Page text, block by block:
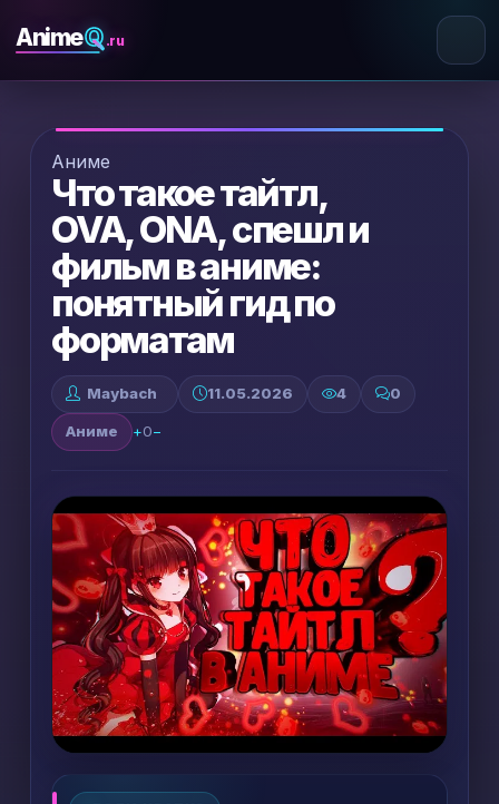
AnimeQ .ru
Аниме
Что такое тайтл,
OVA, ONA, спешл и
фильм в аниме:
понятный гид по
форматам
Maybach 11.05.2026 4 0
Аниме +0−